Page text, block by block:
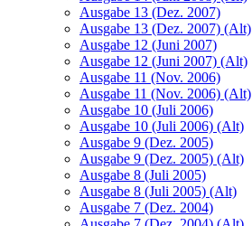
Ausgabe 13 (Dez. 2007)
Ausgabe 13 (Dez. 2007) (Alt)
Ausgabe 12 (Juni 2007)
Ausgabe 12 (Juni 2007) (Alt)
Ausgabe 11 (Nov. 2006)
Ausgabe 11 (Nov. 2006) (Alt)
Ausgabe 10 (Juli 2006)
Ausgabe 10 (Juli 2006) (Alt)
Ausgabe 9 (Dez. 2005)
Ausgabe 9 (Dez. 2005) (Alt)
Ausgabe 8 (Juli 2005)
Ausgabe 8 (Juli 2005) (Alt)
Ausgabe 7 (Dez. 2004)